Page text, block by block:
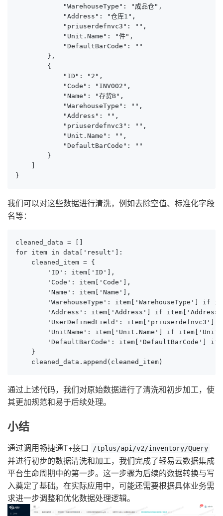
            "WarehouseType": "成品仓",
            "Address": "仓库1",
            "priuserdefnvc3": "",
            "Unit.Name": "件",
            "DefaultBarCode": ""
        },
        {
            "ID": "2",
            "Code": "INV002",
            "Name": "存货B",
            "WarehouseType": "",
            "Address": "",
            "priuserdefnvc3": "",
            "Unit.Name": "",
            "DefaultBarCode": ""
        }
}
我们可以对这些数据进行清洗，例如去除空值、标准化字段
名等：
cleaned_data = []
for item in data['result']:
    cleaned_item = {
        'ID': item['ID'],
        'Code': item['Code'],
        'Name': item['Name'],
'WarehouseType': item['WarehouseType'] if
'Address': item['Address'] if
'UserDefinedField': item['priuserdefnvc3']
'UnitName': item['Unit.Name'] if
'DefaultBarCode': item['DefaultBarCode'] if
    }
    cleaned_data.append(cleaned_item)
通过上述代码，我们对原始数据进行了清洗和初步加工，使
其更加规范和易于后续处理。
小结
通过调用畅捷通T+接口 /tplus/api/v2/inventory/Query
并进行初步的数据清洗和加工，我们完成了轻易云数据集成
平台生命周期中的第一步。这一步骤为后续的数据转换与写
入奠定了基础。在实际应用中，可能还需要根据具体业务需
求进一步调整和优化数据处理逻辑。